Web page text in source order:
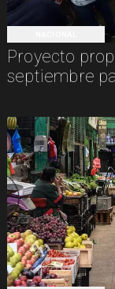
Proyecto
septiembre